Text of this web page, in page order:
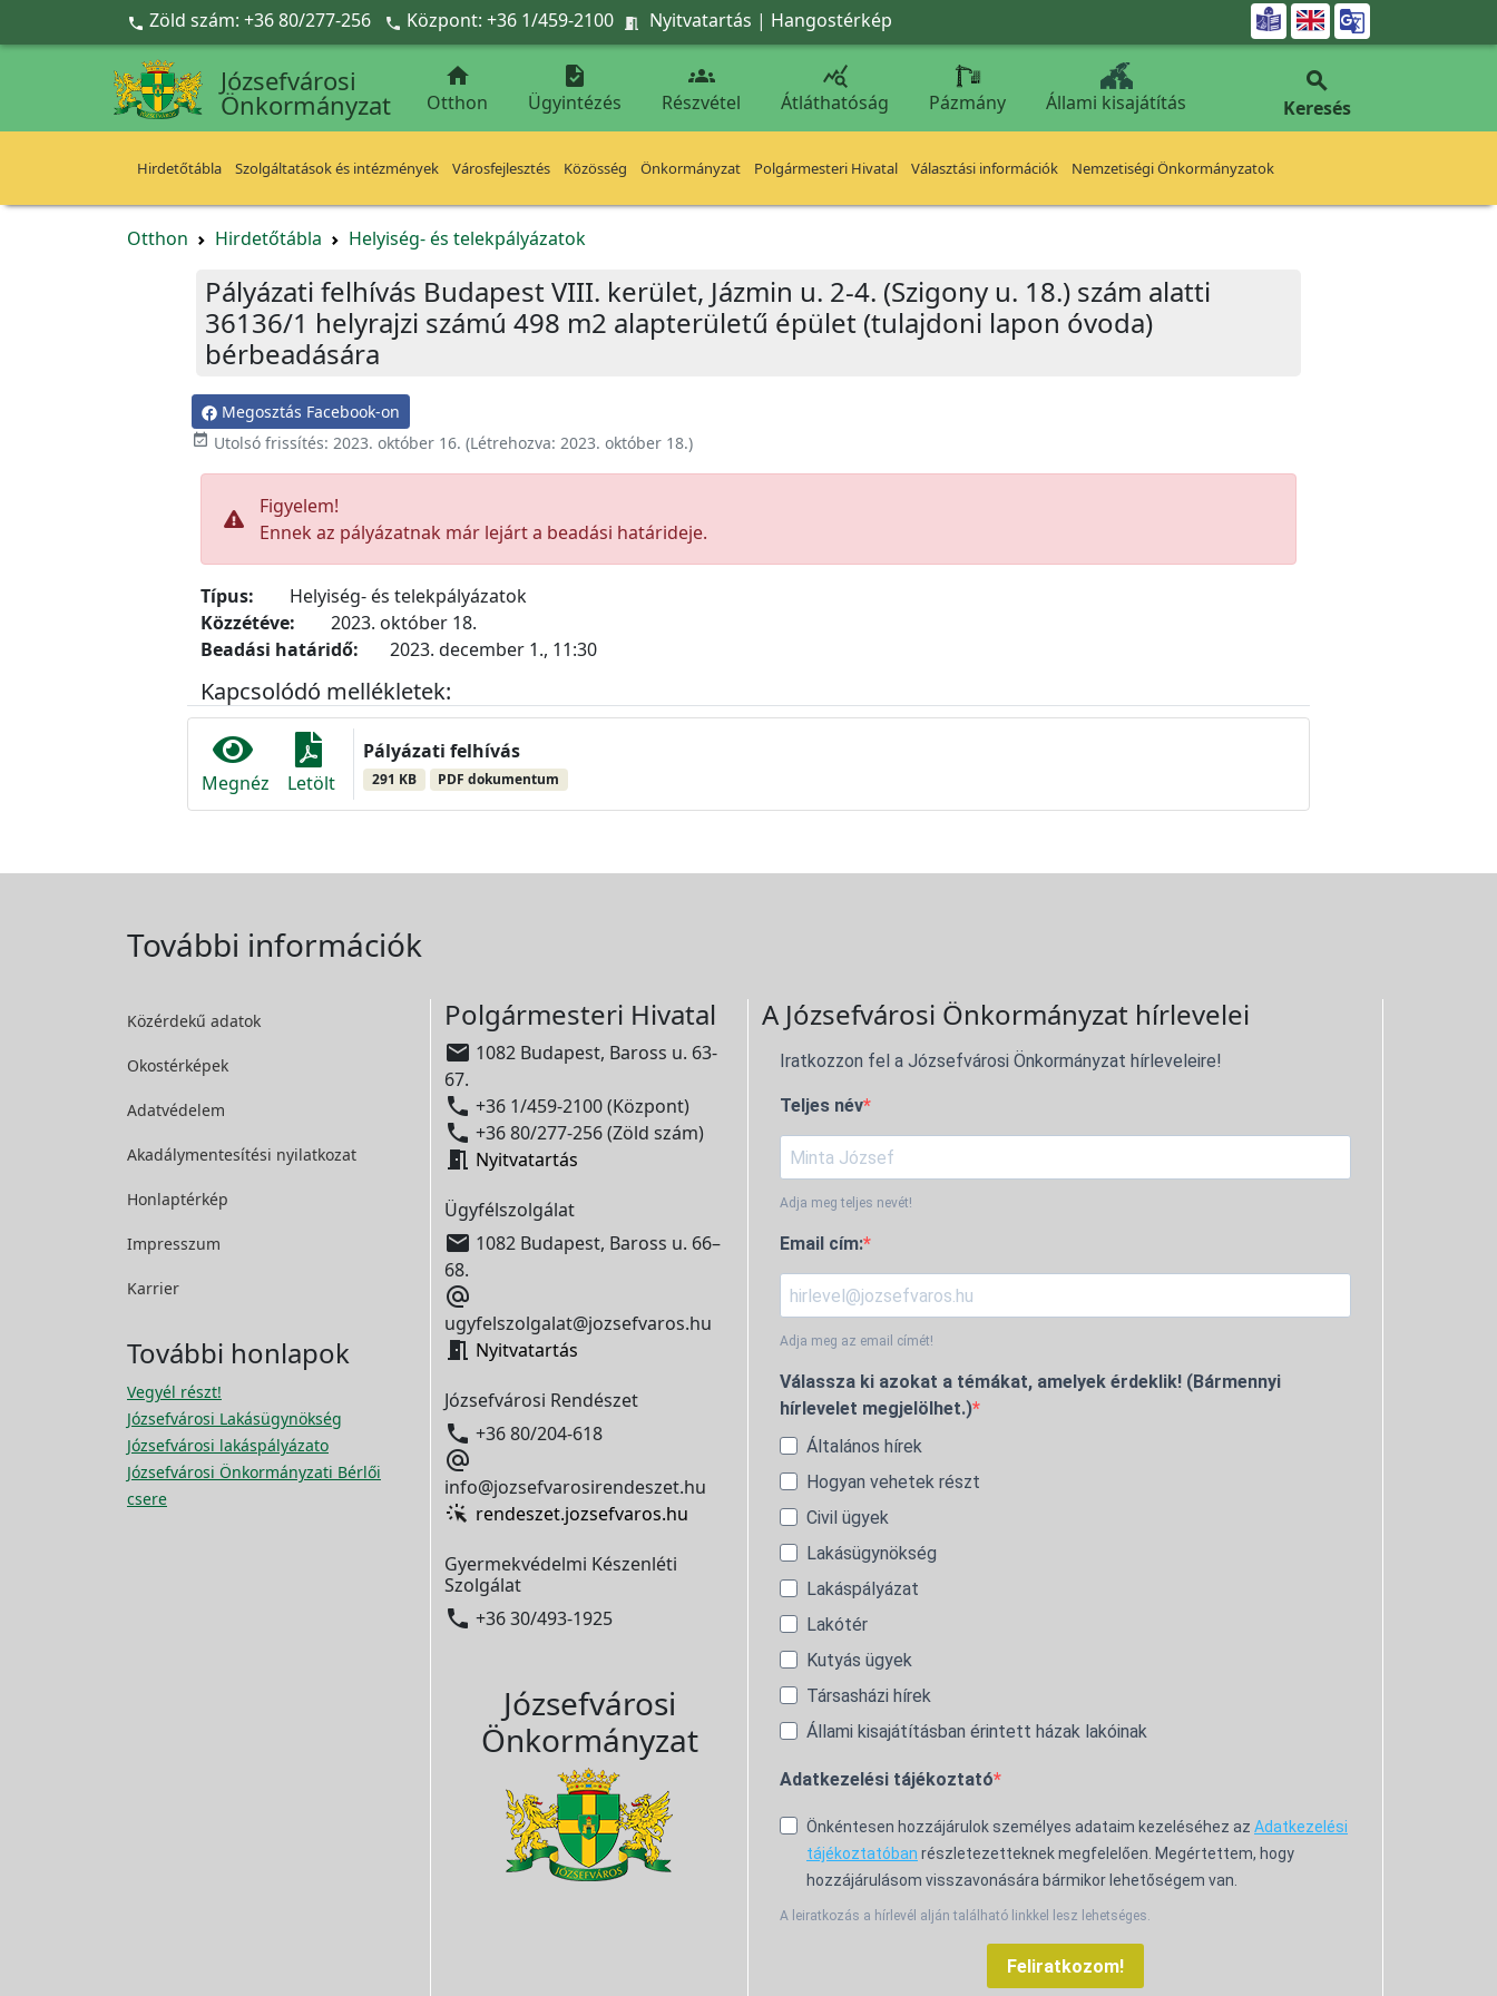
Ugrás a fő tartalomra
 Zöld szám: +36 80/277-256  Központ: +36 1/459-2100  Nyitvatartás | Hangostérkép 
Józsefvárosi
Önkormányzat

Otthon

Ügyintézés

Részvétel

Átláthatóság Pázmány Állami kisajátítás

Keresés
Hirdetőtábla Szolgáltatások és intézmények Városfejlesztés Közösség Önkormányzat Polgármesteri Hivatal Választási információk Nemzetiségi Önkormányzatok
Otthon Hirdetőtábla Helyiség- és telekpályázatok
Pályázati felhívás Budapest VIII. kerület, Jázmin u. 2-4. (Szigony u. 18.) szám alatti
36136/1 helyrajzi számú 498 m2 alapterületű épület (tulajdoni lapon óvoda)
bérbeadására
Megosztás Facebook-on
 Utolsó frissítés: 2023. október 16. (Létrehozva: 2023. október 18.)
Figyelem!
Ennek az pályázatnak már lejárt a beadási határideje.
Típus:
Helyiség- és telekpályázatok
Közzétéve:
2023. október 18.
Beadási határidő:
2023. december 1., 11:30
Kapcsolódó mellékletek:
Megnéz Letölt
Pályázati felhívás
291 KB PDF dokumentum
További információk
Közérdekű adatok
Okostérképek
Adatvédelem
Akadálymentesítési nyilatkozat
Honlaptérkép
Impresszum
Karrier
További honlapok
Vegyél részt!
Józsefvárosi Lakásügynökség
Józsefvárosi lakáspályázato
Józsefvárosi Önkormányzati Bérlői
csere
Polgármesteri Hivatal
 1082 Budapest, Baross u. 63-
67.
 +36 1/459-2100 (Központ)
 +36 80/277-256 (Zöld szám)
 Nyitvatartás
Ügyfélszolgálat
 1082 Budapest, Baross u. 66–
68.

ugyfelszolgalat@jozsefvaros.hu
 Nyitvatartás
Józsefvárosi Rendészet
 +36 80/204-618

info@jozsefvarosirendeszet.hu
rendeszet.jozsefvaros.hu
Gyermekvédelmi Készenléti
Szolgálat
 +36 30/493-1925
Józsefvárosi
Önkormányzat
A Józsefvárosi Önkormányzat hírlevelei
Iratkozzon fel a Józsefvárosi Önkormányzat hírleveleire!
Teljes név
Adja meg teljes nevét!
Email cím:
Adja meg az email címét!
Válassza ki azokat a témákat, amelyek érdeklik! (Bármennyi
hírlevelet megjelölhet.)
Általános hírek
Hogyan vehetek részt
Civil ügyek
Lakásügynökség
Lakáspályázat
Lakótér
Kutyás ügyek
Társasházi hírek
Állami kisajátításban érintett házak lakóinak
Adatkezelési tájékoztató
Önkéntesen hozzájárulok személyes adataim kezeléséhez az Adatkezelési
tájékoztatóban részletezetteknek megfelelően. Megértettem, hogy
hozzájárulásom visszavonására bármikor lehetőségem van.
A leiratkozás a hírlevél alján található linkkel lesz lehetséges.
Feliratkozom!